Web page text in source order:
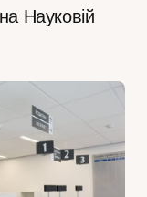
Науковій